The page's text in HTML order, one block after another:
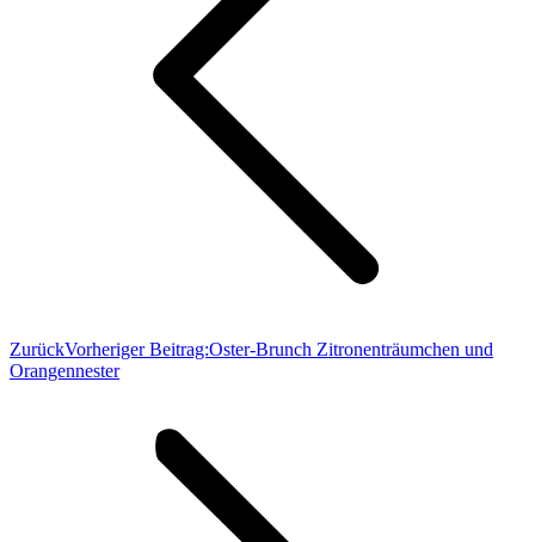
ZurückVorheriger Beitrag:Oster-Brunch Zitronenträumchen und
Orangennester